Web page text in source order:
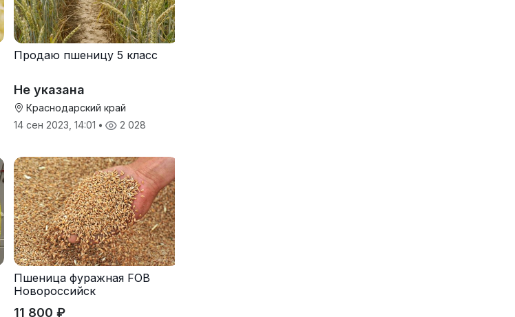
Продаю пшеницу 5 класс
Не указана
Краснодарский край
14 сен 2023, 14:01 • 2 028
Пшеница фуражная FOB
Новороссийск
11 800 ₽